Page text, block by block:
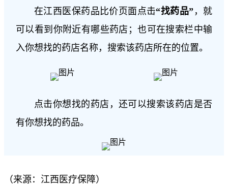
在江西医保药品比价页面点击“找药品” ，就
可以看到你附近有哪些药店；也可在搜索栏中输
入你想找的药店名称，搜索该药店所在的位置。
点击你想找的药店，还可以搜索该药店是否
有你想找的药品。
（来源：江西医疗保障）